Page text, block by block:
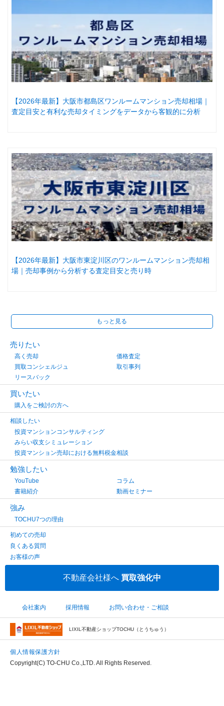
【2026年最新】大阪市都島区ワンルームマンション売却相場｜
査定目安と有利な売却タイミングをデータから客観的に分析
【2026年最新】大阪市東淀川区のワンルームマンション売却相
場｜売却事例から分析する査定目安と売り時
もっと見る
売りたい
高く売却
価格査定
買取コンシェルジュ
取引事列
リースバック
買いたい
購入をご検討の方へ
相談したい
投資マンションコンサルティング
みらい収支シミュレーション
投資マンション売却における無料税金相談
勉強したい
YouTube
コラム
書籍紹介
動画セミナー
強み
TOCHU7つの理由
初めての売却
良くある質問
お客様の声
不動産会社様へ 買取強化中
会社案内 採用情報 お問い合わせ・ご相談
LIXIL不動産ショップTOCHU（とうちゅう）
個人情報保護方針
Copyright(C) TO-CHU Co.,LTD. All Rights Reserved.